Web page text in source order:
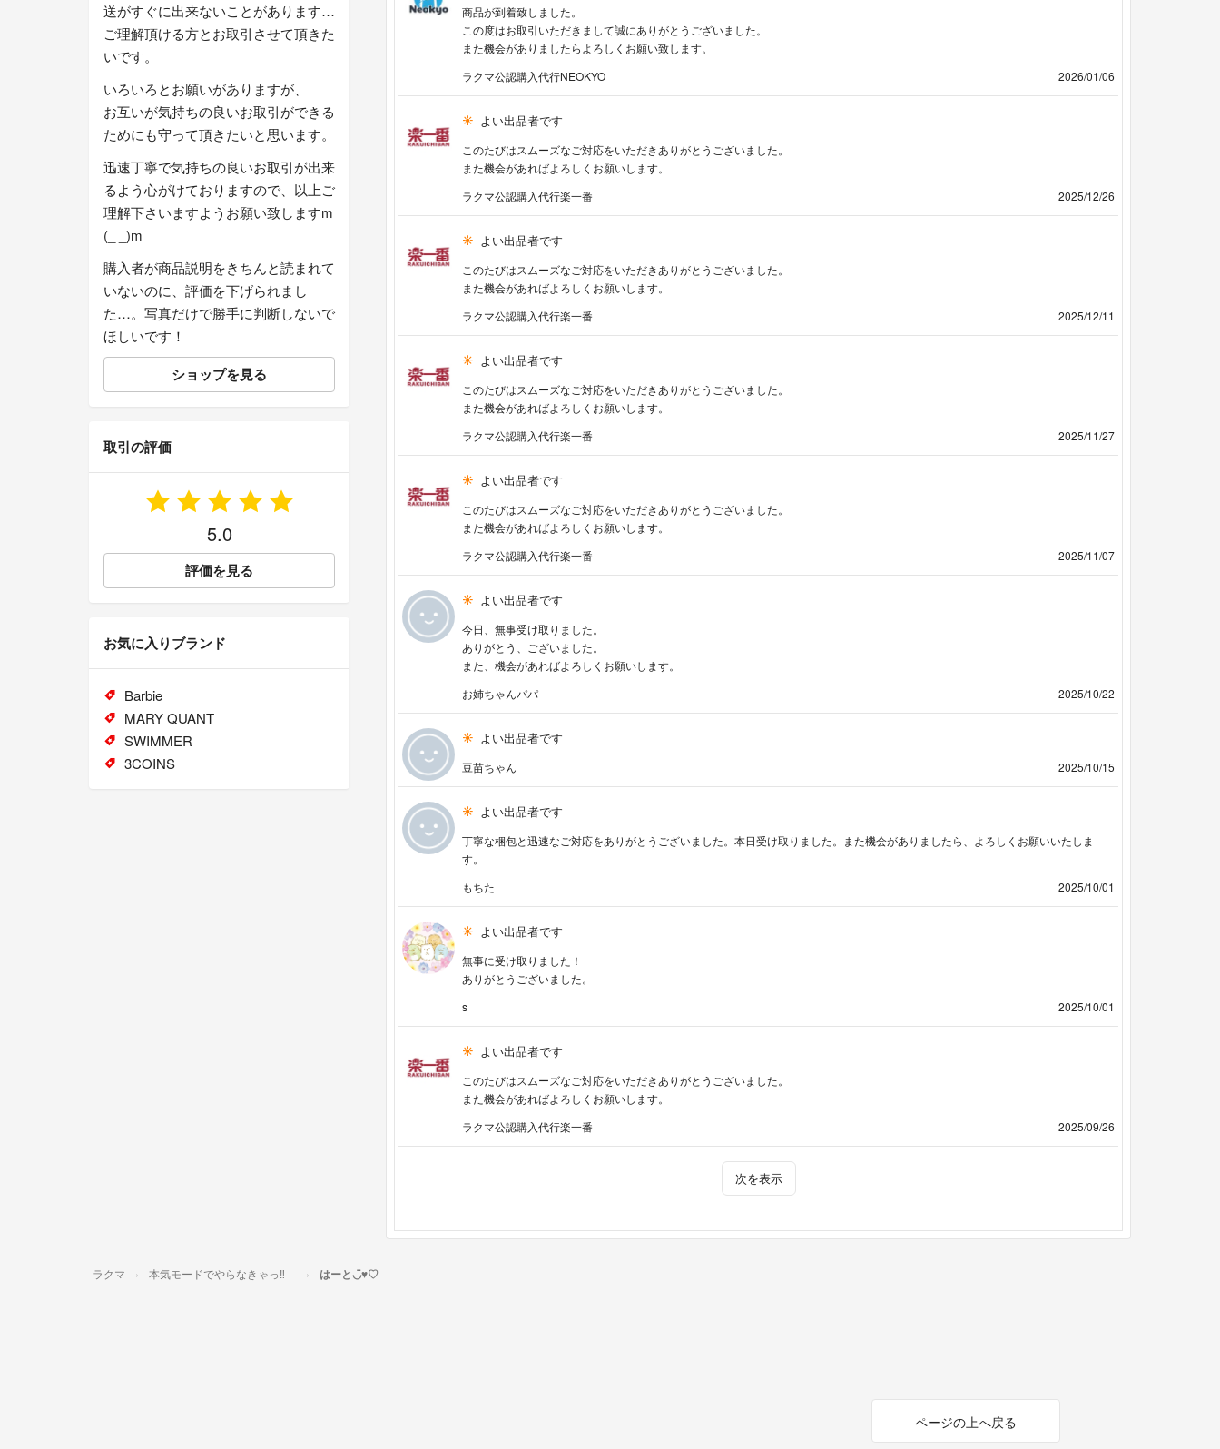
商品が到着致しました。
この度はお取引いただきまして誠にありがとうございました。
また機会がありましたらよろしくお願い致します。
ラクマ公認購入代行NEOKYO
2026/01/06
よい出品者です
このたびはスムーズなご対応をいただきありがとうございました。
また機会があればよろしくお願いします。
ラクマ公認購入代行楽一番
2025/12/26
よい出品者です
このたびはスムーズなご対応をいただきありがとうございました。
また機会があればよろしくお願いします。
ラクマ公認購入代行楽一番
2025/12/11
よい出品者です
このたびはスムーズなご対応をいただきありがとうございました。
また機会があればよろしくお願いします。
ラクマ公認購入代行楽一番
2025/11/27
よい出品者です
このたびはスムーズなご対応をいただきありがとうございました。
また機会があればよろしくお願いします。
ラクマ公認購入代行楽一番
2025/11/07
よい出品者です
今日、無事受け取りました。
ありがとう、ございました。
また、機会があればよろしくお願いします。
お姉ちゃんパパ
2025/10/22
よい出品者です
豆苗ちゃん 2025/10/15
よい出品者です
丁寧な梱包と迅速なご対応をありがとうございました。本日受け取りました。また機会がありましたら、よろしくお願いいたしま
す。
もちた
2025/10/01
よい出品者です
無事に受け取りました！
ありがとうございました。
s
2025/10/01
よい出品者です
このたびはスムーズなご対応をいただきありがとうございました。
また機会があればよろしくお願いします。
ラクマ公認購入代行楽一番
2025/09/26
次を表示
送がすぐに出来ないことがあります…
ご理解頂ける方とお取引させて頂きた
いです。
いろいろとお願いがありますが、
お互いが気持ちの良いお取引ができる
ためにも守って頂きたいと思います。
迅速丁寧で気持ちの良いお取引が出来
るよう心がけておりますので、以上ご
理解下さいますようお願い致しますm
(_ _)m
購入者が商品説明をきちんと読まれて
いないのに、評価を下げられまし
た…。写真だけで勝手に判断しないで
ほしいです！
ショップを見る
取引の評価
5.0
評価を見る
お気に入りブランド
Barbie
MARY QUANT
SWIMMER
3COINS
ラクマ 本気モードでやらなきゃっ‼︎ はーと◡̈♥︎♡
ページの上へ戻る